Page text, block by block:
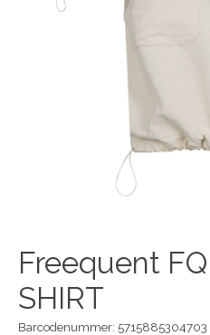
Freequent
SHIRT
Barcodenummer: 5715885304703